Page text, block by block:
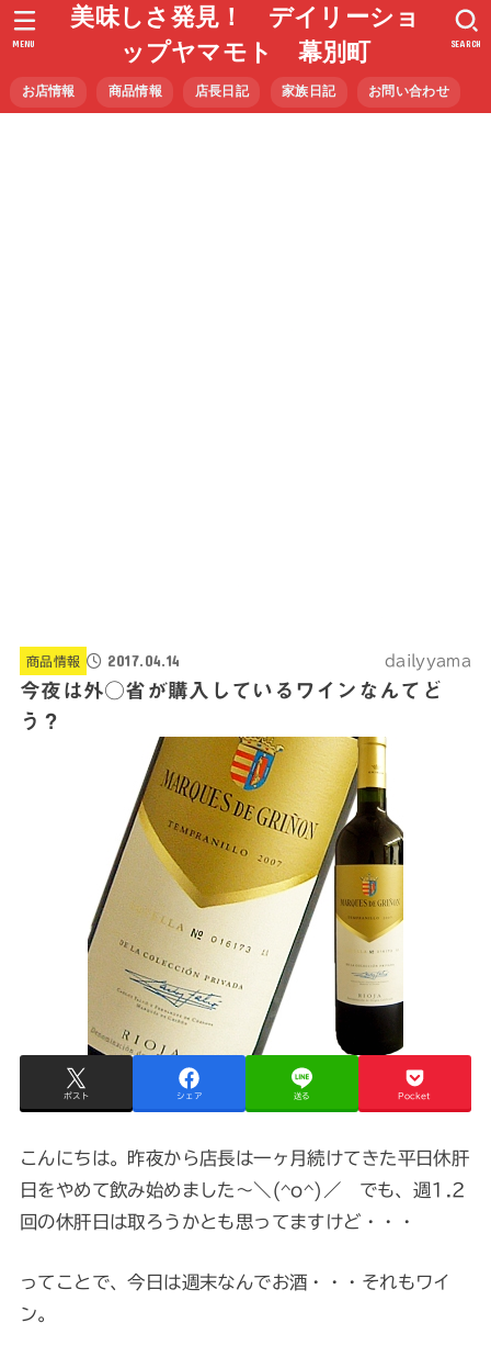
美味しさ発見！ デイリーショ
ップヤマモト 幕別町
お店情報 商品情報 店長日記 家族日記 お問い合わせ
SEARCH
MENU
商品情報 2017.04.14 dailyyama
今夜は外○省が購入しているワインなんてど
う？
ポスト シェア 送る Pocket
こんにちは。昨夜から店長は一ヶ月続けてきた平日休肝
日をやめて飲み始めました～＼(^o^)／ でも、週1.2
回の休肝日は取ろうかとも思ってますけど・・・
ってことで、今日は週末なんでお酒・・・それもワイ
ン。